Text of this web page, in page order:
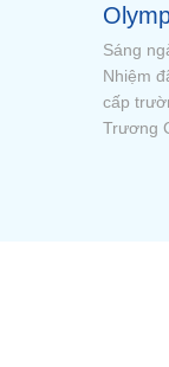
05/
Bảng
khaki
nam/nữ,
học và